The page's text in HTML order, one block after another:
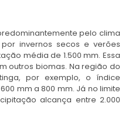
pelo clima
invernos secos e verões
média de 1.500 mm. Essa
outros biomas. Na região do
por exemplo, o índice
mm a 800 mm. Já no limite
alcança entre 2.000